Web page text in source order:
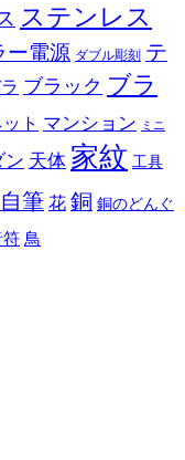
ステンレス
ー電源 ダブル彫刻 テ
ブラック ブラ
ト マンション ミニ
ン 天体 家紋 工具
自筆 花 銅 銅のどんぐ
符 鳥